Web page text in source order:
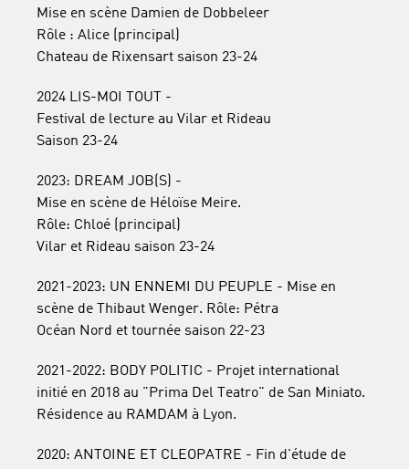
Mise en scène Damien de Dobbeleer
Rôle : Alice (principal)
Chateau de Rixensart saison 23-24
2024 LIS-MOI TOUT -
Festival de lecture au Vilar et Rideau
Saison 23-24
2023: DREAM JOB(S) -
Mise en scène de Héloïse Meire.
Rôle: Chloé (principal)
Vilar et Rideau saison 23-24
2021-2023: UN ENNEMI DU PEUPLE - Mise en
scène de Thibaut Wenger. Rôle: Pétra
Océan Nord et tournée saison 22-23
2021-2022: BODY POLITIC - Projet international
initié en 2018 au "Prima Del Teatro" de San Miniato.
Résidence au RAMDAM à Lyon.
2020: ANTOINE ET CLEOPATRE - Fin d'étude de